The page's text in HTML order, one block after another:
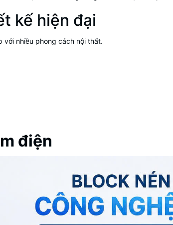
kế hiện đại
với nhiều phong cách nội thất.
điện